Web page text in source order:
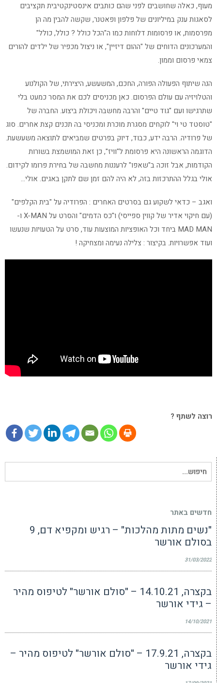
מעוף, כאלה שחושבים לפני שהם כותבים אינסטינקטיבית תקציבים
לסאגות ענק במיליונים של פלפון ופאטנר, שקשה להבין מה הן
מפרסמות, או פרסומות דלוחות כמו ה"הכל כולל ? כולל, כולל"
והמערכונים הדוחים של "ההום דיזיין", או ניצול מכפיר של ילדים להורים
צמאי פרסום וממון.
הנה שיתוף הפעולה הפורה, החכם, המשעשע, היצירתי, של הקולנוע
והטלויזיה עם עולם הפרסום. כאן מכניסים לכם את המסר כמעט בלי
שתרגישו ועם "גוד טיים" והרבה מחשבה ויכולת ביצוע. החברה של
"טוסטד טי וי" לוקחים מסגרת מוכרת ומכניסי בה תכנים קצת אחרים. סוג
של פרודיה. הרבה ידע, כבוד, דיוק בפרטים שמביאים לתוצאה משעשעת.
הדוגמה הראשונה היא פרסומת ל"וויז", כן זאת המושמצת בשורות
הקודמות, אבל זוכה ב"שאפו" לרעננות מחשבה של בחירת פרומו לקידום.
אולי בגלל ההתרכזות בזה, לא היה להם זמן שם לתקן באגים. אולי…
ואגב – כדאי לשקוע גם בסרטים האחרים : הפרודיה על "בית הקלפים"
(עם חיקוי אדיר של קווין ספייסי) ו"כס הדמים" והסרט על X-MAN ו-
MAD MAN ביחד וכל האופציות המוצעות עוד, סרט על הטעויות שנעשו
ועוד אפשרויות. בקיצור : צלילה נעימה ומצחיקה !
רוצה לשתף ?
חיפוש
עבור:
חדשים באתר
"נשים מתות מהלכות" – רגיש ומקפיא דם, 9
בסולם אורשר
31/03/2022
בקצרה, 14.10.21 – "סולם אורשר" לטיפוס מהיר
– גידי אורשר
14/10/2021
בקצרה, 17.9.21 – "סולם אורשר" לטיפוס מהיר –
גידי אורשר